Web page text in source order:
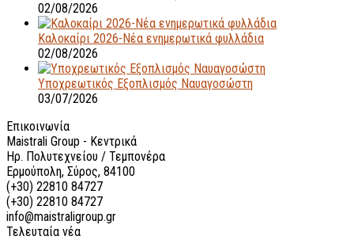
02/08/2026
Καλοκαίρι 2026-Νέα ενημερωτικά φυλλάδια
02/08/2026
Υποχρεωτικός Εξοπλισμός Ναυαγοσώστη
03/07/2026
Επικοινωνία
Maistrali Group - Κεντρικά
Ηρ. Πολυτεχνείου / Τεμπονέρα
Ερμούπολη, Σύρος, 84100
(+30) 22810 84727
(+30) 22810 84727
info@maistraligroup.gr
Τελευταία νέα